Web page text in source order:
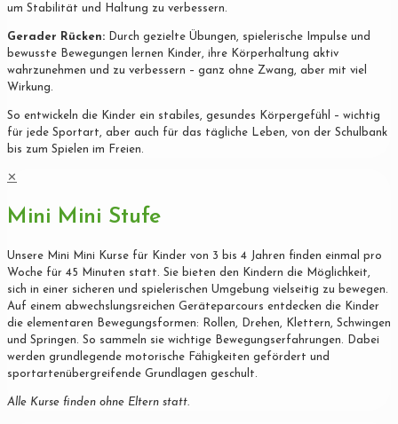
um Stabilität und Haltung zu verbessern.
Gerader Rücken: Durch gezielte Übungen, spielerische Impulse und
bewusste Bewegungen lernen Kinder, ihre Körperhaltung aktiv
wahrzunehmen und zu verbessern – ganz ohne Zwang, aber mit viel
Wirkung.
So entwickeln die Kinder ein stabiles, gesundes Körpergefühl – wichtig
für jede Sportart, aber auch für das tägliche Leben, von der Schulbank
bis zum Spielen im Freien.
✕
Mini Mini Stufe
Unsere Mini Mini Kurse für Kinder von 3 bis 4 Jahren finden einmal pro
Woche für 45 Minuten statt. Sie bieten den Kindern die Möglichkeit,
sich in einer sicheren und spielerischen Umgebung vielseitig zu bewegen.
Auf einem abwechslungsreichen Geräteparcours entdecken die Kinder
die elementaren Bewegungsformen: Rollen, Drehen, Klettern, Schwingen
und Springen. So sammeln sie wichtige Bewegungserfahrungen. Dabei
werden grundlegende motorische Fähigkeiten gefördert und
sportartenübergreifende Grundlagen geschult.
Alle Kurse finden ohne Eltern statt.